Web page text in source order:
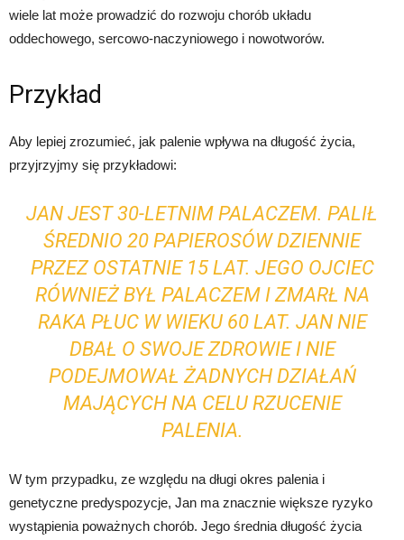
wiele lat może prowadzić do rozwoju chorób układu
oddechowego, sercowo-naczyniowego i nowotworów.
Przykład
Aby lepiej zrozumieć, jak palenie wpływa na długość życia,
przyjrzyjmy się przykładowi:
JAN JEST 30-LETNIM PALACZEM. PALIŁ
ŚREDNIO 20 PAPIEROSÓW DZIENNIE
PRZEZ OSTATNIE 15 LAT. JEGO OJCIEC
RÓWNIEŻ BYŁ PALACZEM I ZMARŁ NA
RAKA PŁUC W WIEKU 60 LAT. JAN NIE
DBAŁ O SWOJE ZDROWIE I NIE
PODEJMOWAŁ ŻADNYCH DZIAŁAŃ
MAJĄCYCH NA CELU RZUCENIE
PALENIA.
W tym przypadku, ze względu na długi okres palenia i
genetyczne predyspozycje, Jan ma znacznie większe ryzyko
wystąpienia poważnych chorób. Jego średnia długość życia